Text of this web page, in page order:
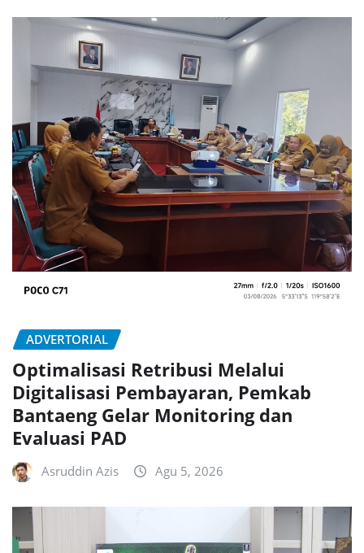
ADVERTORIAL
Optimalisasi Retribusi Melalui
Digitalisasi Pembayaran, Pemkab
Bantaeng Gelar Monitoring dan
Evaluasi PAD
Asruddin Azis Agu 5, 2026